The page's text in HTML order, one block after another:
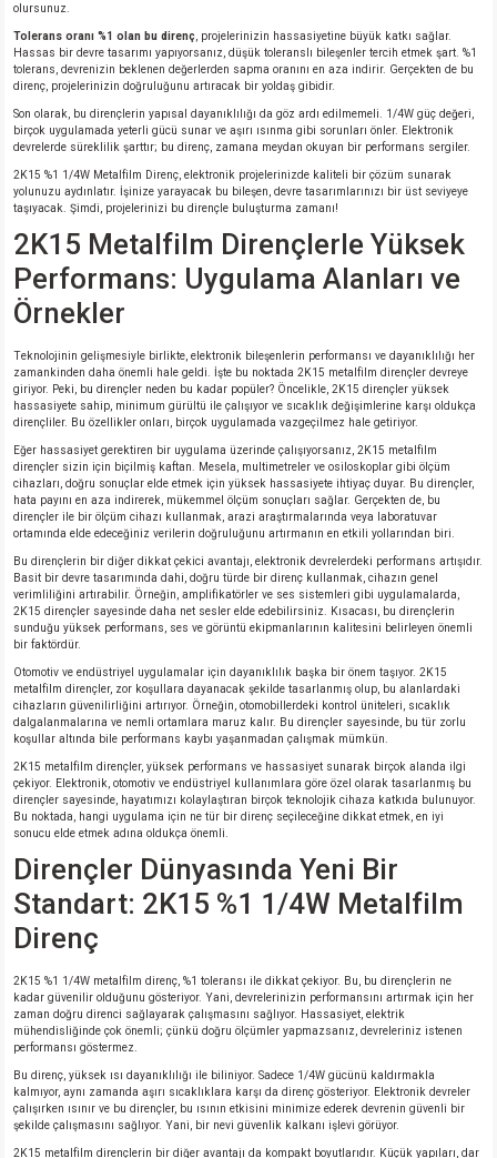
olursunuz.
Tolerans oranı %1 olan bu direnç , projelerinizin hassasiyetine büyük katkı sağlar.
Hassas bir devre tasarımı yapıyorsanız, düşük toleranslı bileşenler tercih etmek şart. %1
tolerans, devrenizin beklenen değerlerden sapma oranını en aza indirir. Gerçekten de bu
direnç, projelerinizin doğruluğunu artıracak bir yoldaş gibidir.
Son olarak, bu dirençlerin yapısal dayanıklılığı da göz ardı edilmemeli. 1/4W güç değeri,
birçok uygulamada yeterli gücü sunar ve aşırı ısınma gibi sorunları önler. Elektronik
devrelerde süreklilik şarttır; bu direnç, zamana meydan okuyan bir performans sergiler.
2K15 %1 1/4W Metalfilm Direnç, elektronik projelerinizde kaliteli bir çözüm sunarak
yolunuzu aydınlatır. İşinize yarayacak bu bileşen, devre tasarımlarınızı bir üst seviyeye
taşıyacak. Şimdi, projelerinizi bu dirençle buluşturma zamanı!
2K15 Metalfilm Dirençlerle Yüksek
Performans: Uygulama Alanları ve
Örnekler
Teknolojinin gelişmesiyle birlikte, elektronik bileşenlerin performansı ve dayanıklılığı her
zamankinden daha önemli hale geldi. İşte bu noktada 2K15 metalfilm dirençler devreye
giriyor. Peki, bu dirençler neden bu kadar popüler? Öncelikle, 2K15 dirençler yüksek
hassasiyete sahip, minimum gürültü ile çalışıyor ve sıcaklık değişimlerine karşı oldukça
dirençliler. Bu özellikler onları, birçok uygulamada vazgeçilmez hale getiriyor.
Eğer hassasiyet gerektiren bir uygulama üzerinde çalışıyorsanız, 2K15 metalfilm
dirençler sizin için biçilmiş kaftan. Mesela, multimetreler ve osiloskoplar gibi ölçüm
cihazları, doğru sonuçlar elde etmek için yüksek hassasiyete ihtiyaç duyar. Bu dirençler,
hata payını en aza indirerek, mükemmel ölçüm sonuçları sağlar. Gerçekten de, bu
dirençler ile bir ölçüm cihazı kullanmak, arazi araştırmalarında veya laboratuvar
ortamında elde edeceğiniz verilerin doğruluğunu artırmanın en etkili yollarından biri.
Bu dirençlerin bir diğer dikkat çekici avantajı, elektronik devrelerdeki performans artışıdır.
Basit bir devre tasarımında dahi, doğru türde bir direnç kullanmak, cihazın genel
verimliliğini artırabilir. Örneğin, amplifikatörler ve ses sistemleri gibi uygulamalarda,
2K15 dirençler sayesinde daha net sesler elde edebilirsiniz. Kısacası, bu dirençlerin
sunduğu yüksek performans, ses ve görüntü ekipmanlarının kalitesini belirleyen önemli
bir faktördür.
Otomotiv ve endüstriyel uygulamalar için dayanıklılık başka bir önem taşıyor. 2K15
metalfilm dirençler, zor koşullara dayanacak şekilde tasarlanmış olup, bu alanlardaki
cihazların güvenilirliğini artırıyor. Örneğin, otomobillerdeki kontrol üniteleri, sıcaklık
dalgalanmalarına ve nemli ortamlara maruz kalır. Bu dirençler sayesinde, bu tür zorlu
koşullar altında bile performans kaybı yaşanmadan çalışmak mümkün.
2K15 metalfilm dirençler, yüksek performans ve hassasiyet sunarak birçok alanda ilgi
çekiyor. Elektronik, otomotiv ve endüstriyel kullanımlara göre özel olarak tasarlanmış bu
dirençler sayesinde, hayatımızı kolaylaştıran birçok teknolojik cihaza katkıda bulunuyor.
Bu noktada, hangi uygulama için ne tür bir direnç seçileceğine dikkat etmek, en iyi
sonucu elde etmek adına oldukça önemli.
Dirençler Dünyasında Yeni Bir
Standart: 2K15 %1 1/4W Metalfilm
Direnç
2K15 %1 1/4W metalfilm direnç, %1 toleransı ile dikkat çekiyor. Bu, bu dirençlerin ne
kadar güvenilir olduğunu gösteriyor. Yani, devrelerinizin performansını artırmak için her
zaman doğru direnci sağlayarak çalışmasını sağlıyor. Hassasiyet, elektrik
mühendisliğinde çok önemli; çünkü doğru ölçümler yapmazsanız, devreleriniz istenen
performansı göstermez.
Bu direnç, yüksek ısı dayanıklılığı ile biliniyor. Sadece 1/4W gücünü kaldırmakla
kalmıyor, aynı zamanda aşırı sıcaklıklara karşı da direnç gösteriyor. Elektronik devreler
çalışırken ısınır ve bu dirençler, bu ısının etkisini minimize ederek devrenin güvenli bir
şekilde çalışmasını sağlıyor. Yani, bir nevi güvenlik kalkanı işlevi görüyor.
2K15 metalfilm dirençlerin bir diğer avantajı da kompakt boyutlarıdır. Küçük yapıları, dar